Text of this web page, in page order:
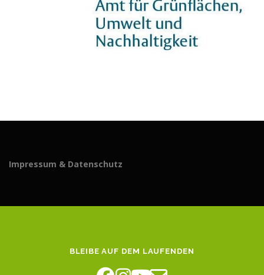
Impressum & Datenschutz
BLEIBE AUF DEM LAUFENDEN